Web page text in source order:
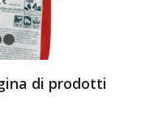
2 3 4 5
di prodotti